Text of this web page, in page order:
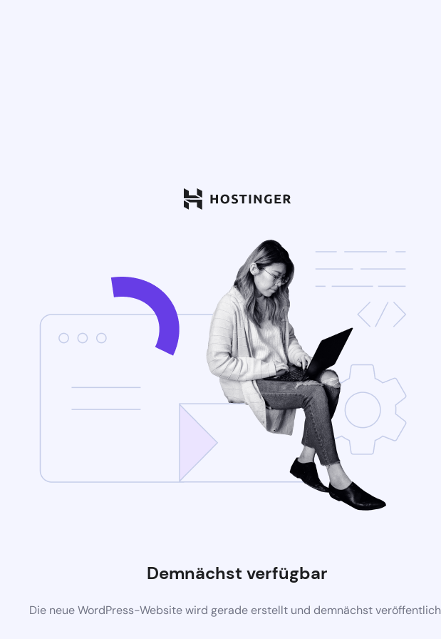
Demnächst verfügbar
Die neue WordPress-Website wird gerade erstellt und demnächst